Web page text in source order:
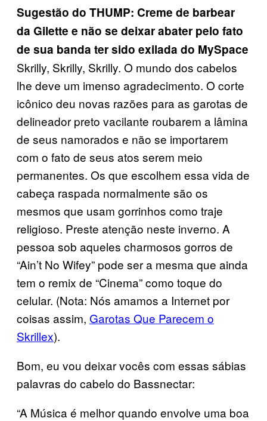
Sugestão do THUMP: Creme de barbear
da Gilette e não se deixar abater pelo fato
de sua banda ter sido exilada do MySpace
Skrilly, Skrilly, Skrilly. O mundo dos cabelos
lhe deve um imenso agradecimento. O corte
icônico deu novas razões para as garotas de
delineador preto vacilante roubarem a lâmina
de seus namorados e não se importarem
com o fato de seus atos serem meio
permanentes. Os que escolhem essa vida de
cabeça raspada normalmente são os
mesmos que usam gorrinhos como traje
religioso. Preste atenção neste inverno. A
pessoa sob aqueles charmosos gorros de
“Ain’t No Wifey” pode ser a mesma que ainda
tem o remix de “Cinema” como toque do
celular. (Nota: Nós amamos a Internet por
coisas assim, Garotas Que Parecem o
Skrillex).
Bom, eu vou deixar vocês com essas sábias
palavras do cabelo do Bassnectar:
“A Música é melhor quando envolve uma boa